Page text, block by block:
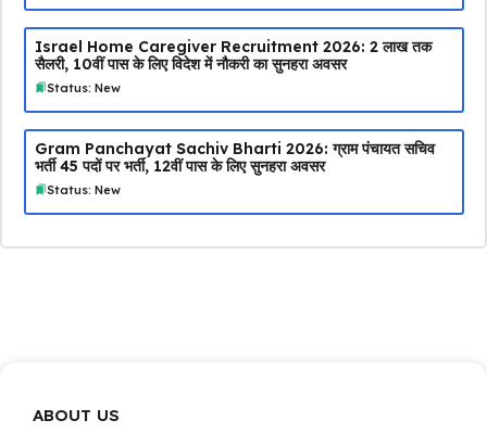
Israel Home Caregiver Recruitment 2026: ₹2 लाख तक
सैलरी, 10वीं पास के लिए विदेश में नौकरी का सुनहरा अवसर
Status: New
Gram Panchayat Sachiv Bharti 2026: ग्राम पंचायत सचिव
भर्ती 45 पदों पर भर्ती, 12वीं पास के लिए सुनहरा अवसर
Status: New
ABOUT US